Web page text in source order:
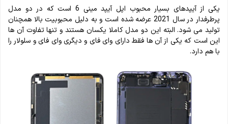
یکی از آیپدهای بسیار محبوب اپل آیپد مینی 6 است که در دو مدل
پرطرفدار در سال 2021 عرضه شده است و به دلیل محبوبیت بالا همچنان
تولید می شود. البته این دو مدل کاملا یکسان هستند و تنها تفاوت آن ها
این است که یکی از آن ها فقط دارای وای فای و دیگری وای فای و سلولار را
با هم دارد.